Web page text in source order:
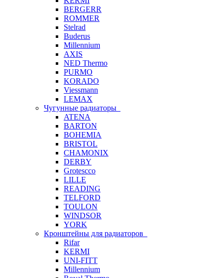
BERGERR
ROMMER
Stelrad
Buderus
Millennium
AXIS
NED Thermo
PURMO
KORADO
Viessmann
LEMAX
Чугунные радиаторы
ATENA
BARTON
BOHEMIA
BRISTOL
CHAMONIX
DERBY
Grotescco
LILLE
READING
TELFORD
TOULON
WINDSOR
YORK
Кронштейны для радиаторов
Rifar
KERMI
UNI-FITT
Millennium